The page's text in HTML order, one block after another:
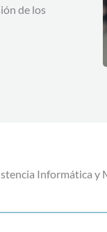
de los
Informática